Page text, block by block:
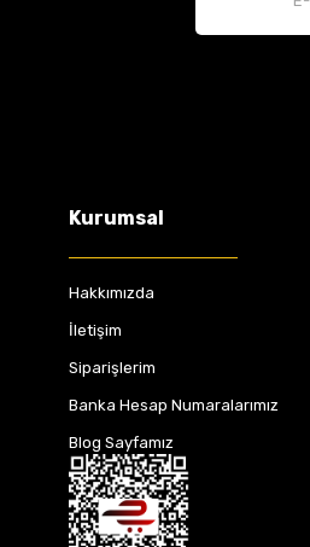
Kurumsal
Hakkımızda
İletişim
Siparişlerim
Banka Hesap Numaralarımız
Blog Sayfamız